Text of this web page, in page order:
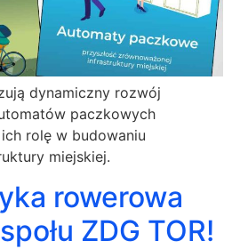
dynamiczny rozwój
paczkowych
rolę w budowaniu
miejskiej.
rowerowa
ZDG TOR!